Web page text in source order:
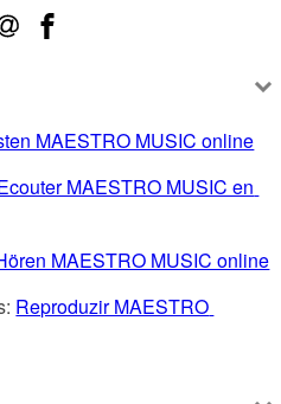
MAESTRO MUSIC online
MAESTRO MUSIC en
MAESTRO MUSIC online
Reproduzir MAESTRO